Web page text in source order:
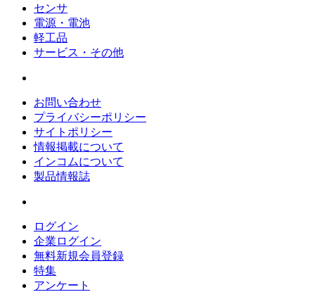
センサ
電源・電池
軽工品
サービス・その他
お問い合わせ
プライバシーポリシー
サイトポリシー
情報掲載について
インコムについて
製品情報誌
ログイン
企業ログイン
無料新規会員登録
特集
アンケート